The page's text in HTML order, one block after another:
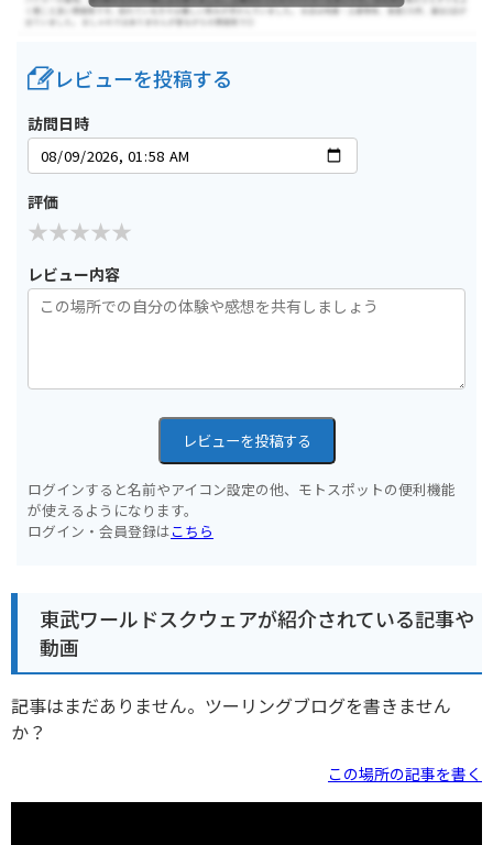
レビューを投稿する
訪問日時
評価
レビュー内容
レビューを投稿する
ログインすると名前やアイコン設定の他、モトスポットの便利機能
が使えるようになります。
ログイン・会員登録はこちら
東武ワールドスクウェアが紹介されている記事や
動画
記事はまだありません。ツーリングブログを書きません
か？
この場所の記事を書く